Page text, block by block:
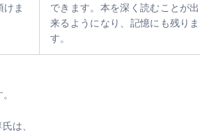
ま
できます。本を深く読むことが出
来るようになり、記憶にも残りま
す。
は、